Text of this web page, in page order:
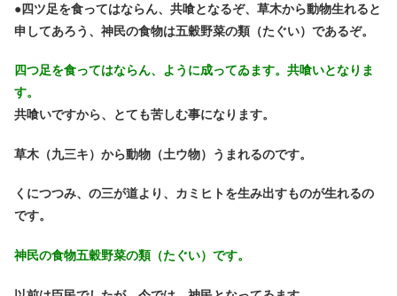
●四ツ足を食ってはならん、共喰となるぞ、草木から動物生れると
申してあろう、神民の食物は五穀野菜の類（たぐい）であるぞ。
四つ足を食ってはならん、ように成ってゐます。共喰いとなりま
す。
共喰いですから、とても苦しむ事になります。
草木（九三キ）から動物（土ウ物）うまれるのです。
くにつつみ、の三が道より、カミヒトを生み出すものが生れるの
です。
神民の食物五穀野菜の類（たぐい）です。